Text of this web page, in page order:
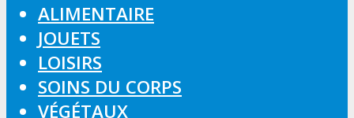
ALIMENTAIRE
JOUETS
LOISIRS
SOINS DU CORPS
VÉGÉTAUX